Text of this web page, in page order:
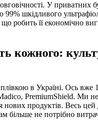
У приватних
шкідливого
робить її економічно
кожного:
в Україні. Ось
PremiumShield. Ми
продуктів. Весь цей
більше не потрібно